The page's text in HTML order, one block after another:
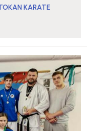
KARATE